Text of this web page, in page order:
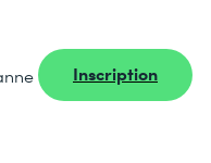
Inscription